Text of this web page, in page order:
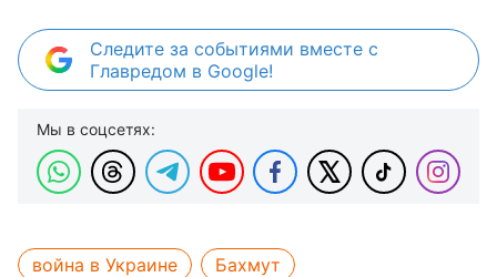
Следите за событиями вместе с
Главредом в Google!
Мы в соцсетях:
война в Украине
Бахмут